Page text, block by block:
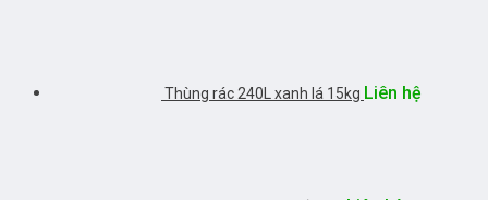
Thùng rác 240L xanh lá 15kg Liên hệ